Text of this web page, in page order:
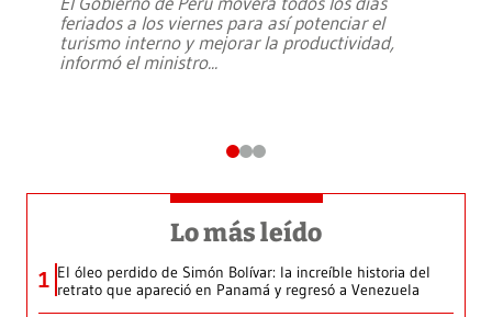
feriados a los viernes para así potenciar el
turismo interno y mejorar la productividad,
informó el ministro...
Lo más leído
1 El óleo perdido de Simón Bolívar: la increíble historia del
retrato que apareció en Panamá y regresó a Venezuela